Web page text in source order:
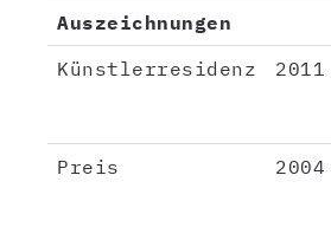
Auszeichnungen
Künstlerresidenz
2011
Preis
2004